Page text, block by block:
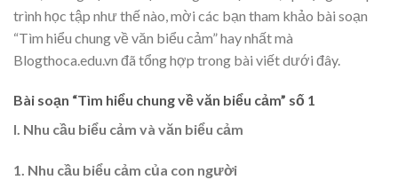
trình học tập như thế nào, mời các bạn tham khảo bài soạn
“Tìm hiểu chung về văn biểu cảm” hay nhất mà
Blogthoca.edu.vn đã tổng hợp trong bài viết dưới đây.
Bài soạn “Tìm hiểu chung về văn biểu cảm” số 1
I. Nhu cầu biểu cảm và văn biểu cảm
1. Nhu cầu biểu cảm của con người